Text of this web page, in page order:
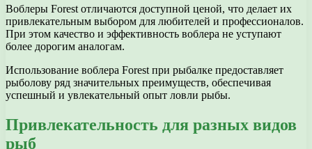
Воблеры Forest отличаются доступной ценой, что делает их
привлекательным выбором для любителей и профессионалов.
При этом качество и эффективность воблера не уступают
более дорогим аналогам.
Использование воблера Forest при рыбалке предоставляет
рыболову ряд значительных преимуществ, обеспечивая
успешный и увлекательный опыт ловли рыбы.
Привлекательность для разных видов
рыб